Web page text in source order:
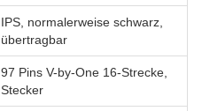
IPS, normalerweise schwarz,
übertragbar
97 Pins V-by-One 16-Strecke,
Stecker